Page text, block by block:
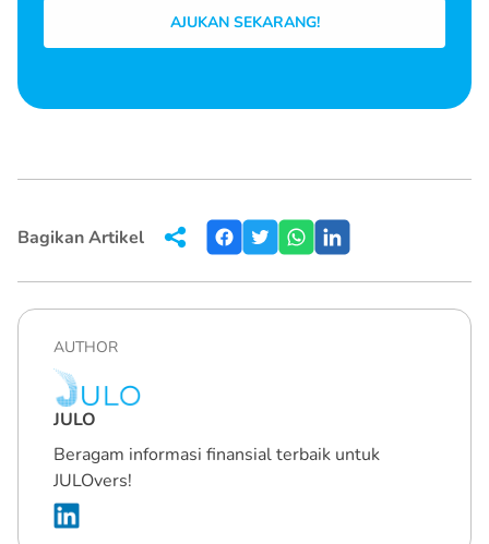
AJUKAN SEKARANG!
Bagikan Artikel
AUTHOR
JULO
Beragam informasi finansial terbaik untuk
JULOvers!